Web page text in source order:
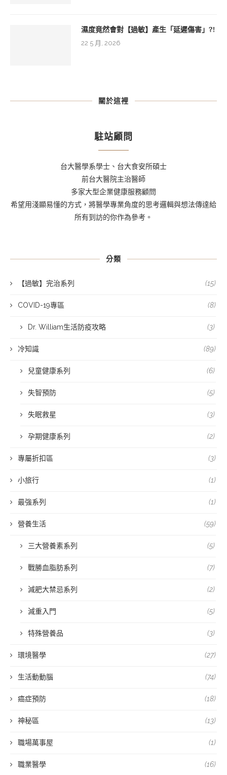
濕度竟然會對【過敏】產生「延遲傷害」?!
22 5 月, 2026
關於這裡
駐站顧問
台大醫學系學士、台大食安所碩士
前台大醫院主治醫師
多家大型企業健康服務顧問
希望用淺顯易懂的方式，將醫學專業角度的思考邏輯與想法傳達給
所有到訪的你作為參考。
分類
【過敏】完治系列 (15)
COVID-19專區 (8)
Dr. William生活防疫攻略 (3)
冷知識 (89)
兒童健康系列 (6)
失智預防 (5)
失眠救星 (3)
孕期健康系列 (2)
專屬折扣區 (3)
小旅行 (1)
最強系列 (1)
營養生活 (59)
三大營養素系列 (5)
戰勝血脂肪系列 (7)
減肥大禁忌系列 (2)
減重入門 (5)
特殊營養品 (3)
環境醫學 (27)
生活動動腦 (74)
癌症預防 (18)
神秘區 (13)
職場萬事屋 (1)
職業醫學 (16)